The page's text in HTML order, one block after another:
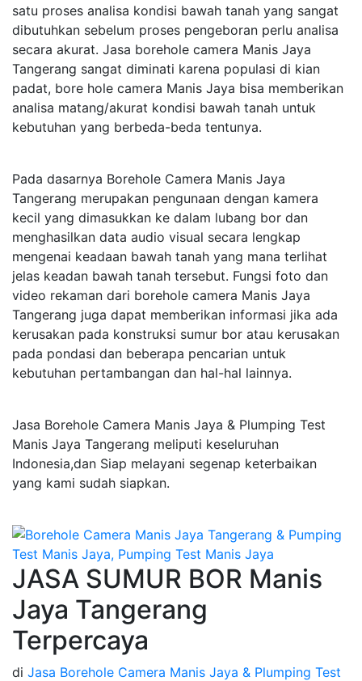
satu proses analisa kondisi bawah tanah yang sangat
dibutuhkan sebelum proses pengeboran perlu analisa
secara akurat. Jasa borehole camera Manis Jaya
Tangerang sangat diminati karena populasi di kian
padat, bore hole camera Manis Jaya bisa memberikan
analisa matang/akurat kondisi bawah tanah untuk
kebutuhan yang berbeda-beda tentunya.
Pada dasarnya Borehole Camera Manis Jaya
Tangerang merupakan pengunaan dengan kamera
kecil yang dimasukkan ke dalam lubang bor dan
menghasilkan data audio visual secara lengkap
mengenai keadaan bawah tanah yang mana terlihat
jelas keadan bawah tanah tersebut. Fungsi foto dan
video rekaman dari borehole camera Manis Jaya
Tangerang juga dapat memberikan informasi jika ada
kerusakan pada konstruksi sumur bor atau kerusakan
pada pondasi dan beberapa pencarian untuk
kebutuhan pertambangan dan hal-hal lainnya.
Jasa Borehole Camera Manis Jaya & Plumping Test
Manis Jaya Tangerang meliputi keseluruhan
Indonesia,dan Siap melayani segenap keterbaikan
yang kami sudah siapkan.
JASA SUMUR BOR Manis
Jaya Tangerang
Terpercaya
di Jasa Borehole Camera Manis Jaya & Plumping Test